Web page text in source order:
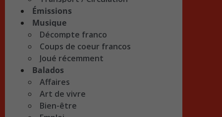
Émissions
Musique
Décompte franco
Coups de coeur francos
Joué récemment
Balados
Affaires
Art de vivre
Bien-être